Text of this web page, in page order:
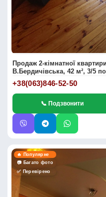
Продаж 2-кімнатної
В.Бердичівська, 42 м², 3/5
+38(063)846-52-50
📞 Подзвонити
🔥 Популярне
📷 Багато фото
✅ Перевірено